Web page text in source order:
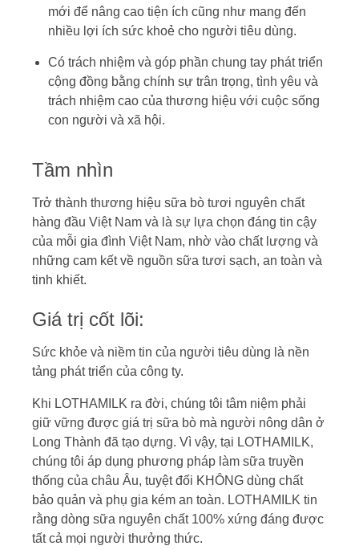
mới để nâng cao tiện ích cũng như mang đến
nhiều lợi ích sức khoẻ cho người tiêu dùng.
Có trách nhiệm và góp phần chung tay phát triển
cộng đồng bằng chính sự trân trọng, tình yêu và
trách nhiệm cao của thương hiệu với cuộc sống
con người và xã hội.
Tầm nhìn
Trở thành thương hiệu sữa bò tươi nguyên chất
hàng đầu Việt Nam và là sự lựa chọn đáng tin cậy
của mỗi gia đình Việt Nam, nhờ vào chất lượng và
những cam kết về nguồn sữa tươi sạch, an toàn và
tinh khiết.
Giá trị cốt lõi:
Sức khỏe và niềm tin của người tiêu dùng là nền
tảng phát triển của công ty.
Khi LOTHAMILK ra đời, chúng tôi tâm niệm phải
giữ vững được giá trị sữa bò mà người nông dân ở
Long Thành đã tạo dựng. Vì vậy, tại LOTHAMILK,
chúng tôi áp dụng phương pháp làm sữa truyền
thống của châu Âu, tuyệt đối KHÔNG dùng chất
bảo quản và phụ gia kém an toàn. LOTHAMILK tin
rằng dòng sữa nguyên chất 100% xứng đáng được
tất cả mọi người thưởng thức.